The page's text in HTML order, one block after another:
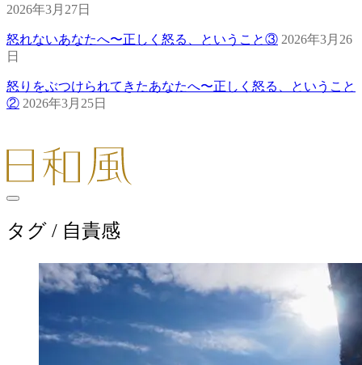
2026年3月27日
怒れないあなたへ〜正しく怒る、ということ③ 2026年3月26
日
怒りをぶつけられてきたあなたへ〜正しく怒る、ということ
② 2026年3月25日
タグ / 自責感